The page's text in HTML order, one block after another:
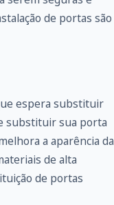
de portas são
espera substituir
substituir sua porta
a aparência da
de alta
de portas